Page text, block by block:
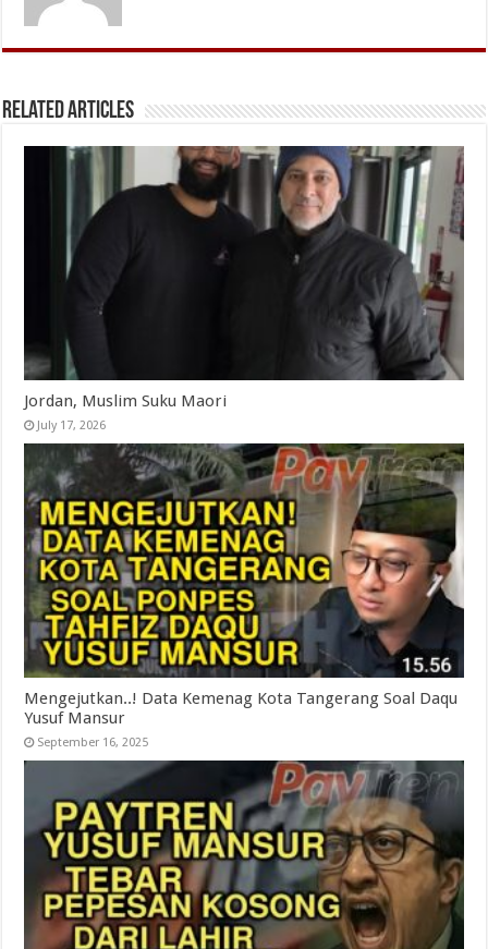
Related Articles
Jordan, Muslim Suku Maori
July 17, 2026
Mengejutkan..! Data Kemenag Kota Tangerang Soal Daqu
Yusuf Mansur
September 16, 2025